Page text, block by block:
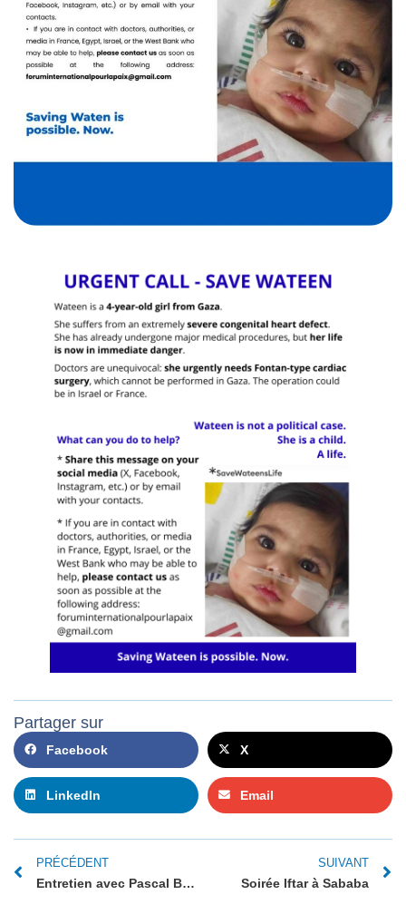
Partager sur
Facebook X
LinkedIn Email
PRÉCÉDENT
Entretien avec Pascal Boniface : Proche-Orient, à la recherche de la paix. Désespérément.
SUIVANT
Soirée Iftar à Sababa